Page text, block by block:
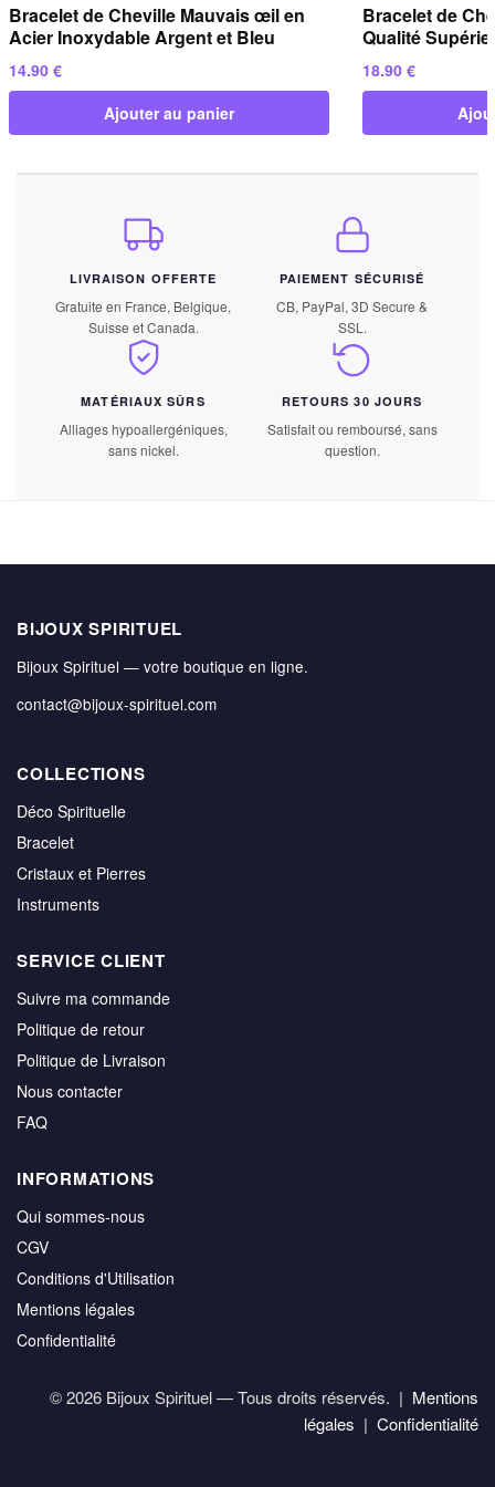
Bracelet de Cheville Mauvais œil en
Acier Inoxydable Argent et Bleu
14.90 €
Ajouter au panier
Bracelet de
Qualité
18.90 €
LIVRAISON OFFERTE
Gratuite en France, Belgique,
Suisse et Canada.
PAIEMENT SÉCURISÉ
CB, PayPal, 3D Secure &
SSL.
MATÉRIAUX SÛRS
Alliages hypoallergéniques,
sans nickel.
RETOURS 30 JOURS
Satisfait ou remboursé, sans
question.
BIJOUX SPIRITUEL
Bijoux Spirituel — votre boutique en ligne.
contact@bijoux-spirituel.com
COLLECTIONS
Déco Spirituelle
Bracelet
Cristaux et Pierres
Instruments
SERVICE CLIENT
Suivre ma commande
Politique de retour
Politique de Livraison
Nous contacter
FAQ
INFORMATIONS
Qui sommes-nous
CGV
Conditions d'Utilisation
Mentions légales
Confidentialité
© 2026 Bijoux Spirituel — Tous droits réservés. | Mentions
légales | Confidentialité